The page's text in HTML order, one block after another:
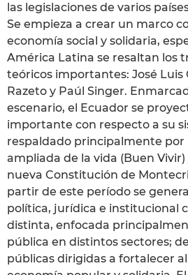
las legislaciones de varios
Se empieza a crear un marco
economía social y solidaria,
América Latina se resaltan los
teóricos importantes: José Luis
Razeto y Paúl Singer.
escenario, el Ecuador se
importante con respecto a su
respaldado principalmente por
ampliada de la vida (Buen
nueva Constitución de
partir de este período se
política, jurídica e institucional
distinta, enfocada
pública en distintos sectores;
públicas dirigidas a fortalecer